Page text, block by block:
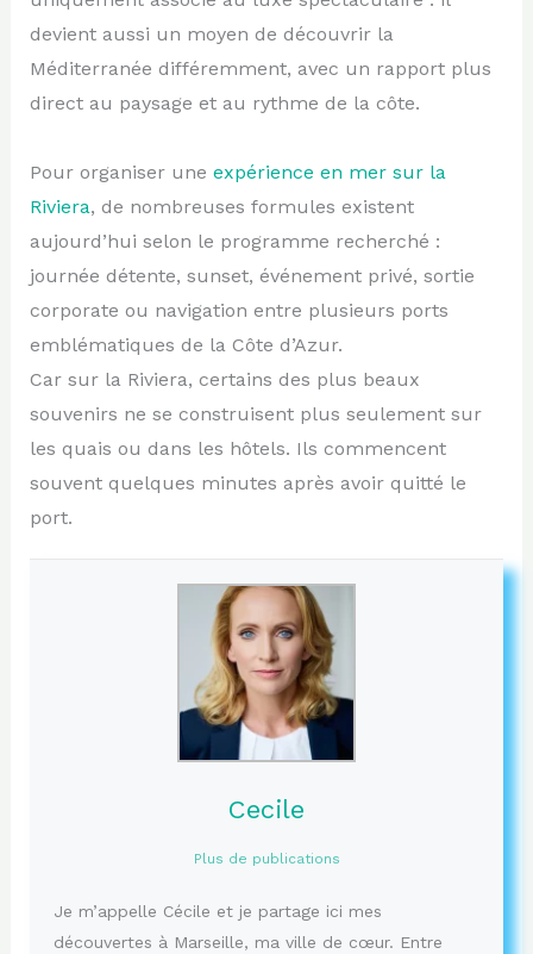
devient aussi un moyen de découvrir la
Méditerranée différemment, avec un rapport plus
direct au paysage et au rythme de la côte.
Pour organiser une expérience en mer sur la
Riviera, de nombreuses formules existent
aujourd’hui selon le programme recherché :
journée détente, sunset, événement privé, sortie
corporate ou navigation entre plusieurs ports
emblématiques de la Côte d’Azur.
Car sur la Riviera, certains des plus beaux
souvenirs ne se construisent plus seulement sur
les quais ou dans les hôtels. Ils commencent
souvent quelques minutes après avoir quitté le
port.
Cecile
Plus de publications
Je m’appelle Cécile et je partage ici mes
découvertes à Marseille, ma ville de cœur. Entre